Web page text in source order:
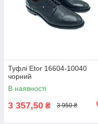
Туфлі Etor 16604-10040
чорний
В наявності
3 357,50 ₴ 3 950 ₴